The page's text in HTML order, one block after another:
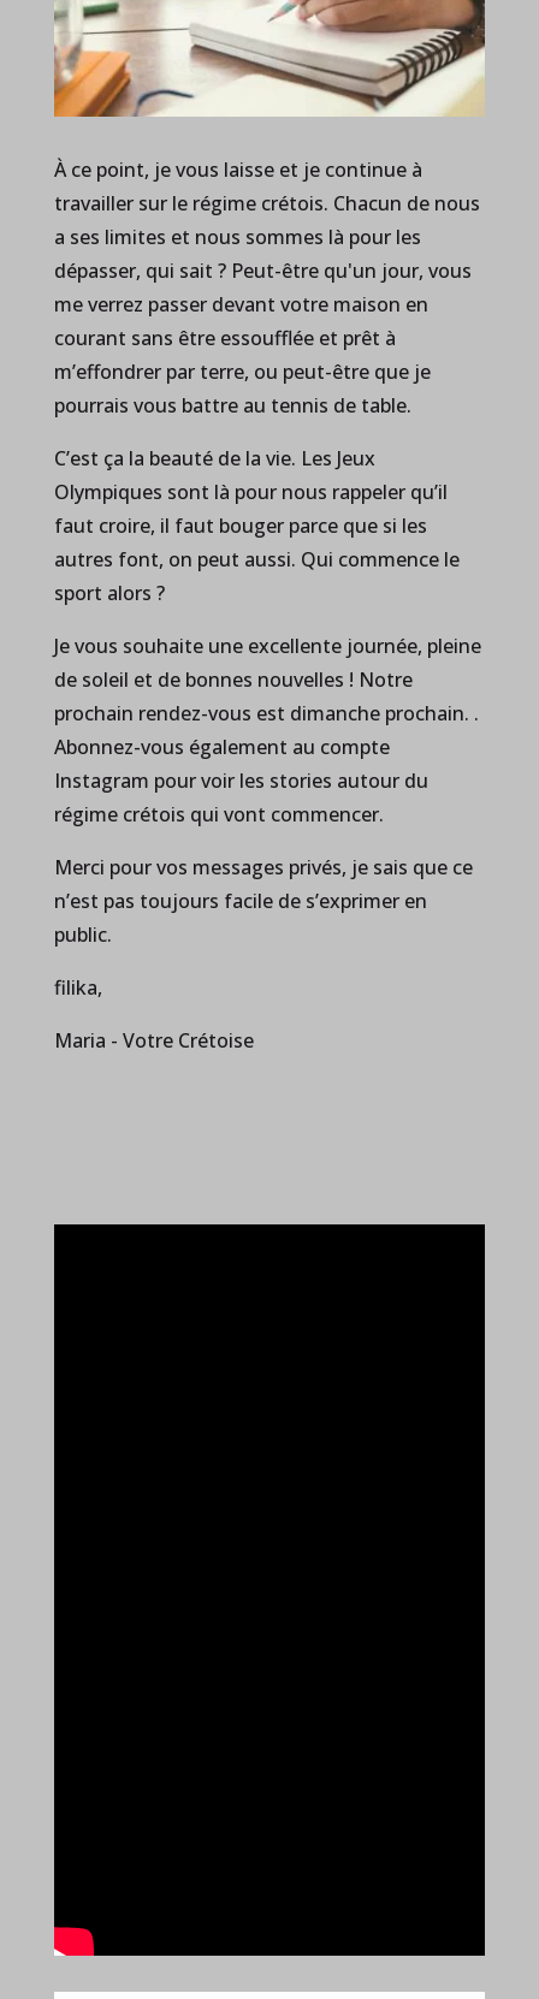
À ce point, je vous laisse et je continue à
travailler sur le régime crétois. Chacun de nous
a ses limites et nous sommes là pour les
dépasser, qui sait ? Peut-être qu'un jour, vous
me verrez passer devant votre maison en
courant sans être essoufflée et prêt à
m’effondrer par terre, ou peut-être que je
pourrais vous battre au tennis de table.
C’est ça la beauté de la vie. Les Jeux
Olympiques sont là pour nous rappeler qu’il
faut croire, il faut bouger parce que si les
autres font, on peut aussi. Qui commence le
sport alors ?
Je vous souhaite une excellente journée, pleine
de soleil et de bonnes nouvelles ! Notre
prochain rendez-vous est dimanche prochain. .
Abonnez-vous également au compte
Instagram pour voir les stories autour du
régime crétois qui vont commencer.
Merci pour vos messages privés, je sais que ce
n’est pas toujours facile de s’exprimer en
public.
filika,
Maria - Votre Crétoise